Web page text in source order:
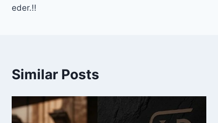
eder.!!
Similar Posts